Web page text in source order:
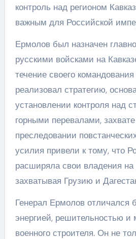
контроль над регионом
важным для Российской
Ермолов был назначен
русскими войсками на
течение своего
реализовал стратегию,
установлении контроля над
горными перевалами,
преследовании
усилия привели к тому, что
расширяла свои владения на
захватывая Грузию и
Генерал Ермолов отличался
энергией, решительностью и
военного строителя. Он не